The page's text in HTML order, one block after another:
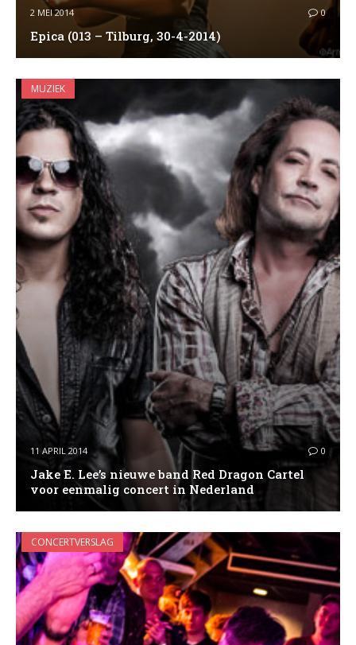
2 MEI 2014 0
Epica (013 – Tilburg, 30-4-2014)
MUZIEK
11 APRIL 2014 0
Jake E. Lee’s nieuwe band Red Dragon Cartel
voor eenmalig concert in Nederland
CONCERTVERSLAG